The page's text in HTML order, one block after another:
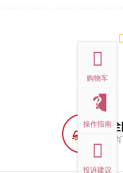
购物车
操作指南
投诉建议